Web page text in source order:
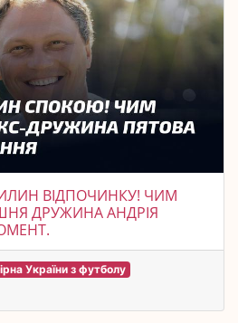
ВІДПОЧИНКУ! ЧИМ
ДРУЖИНА АНДРІЯ
України з футболу